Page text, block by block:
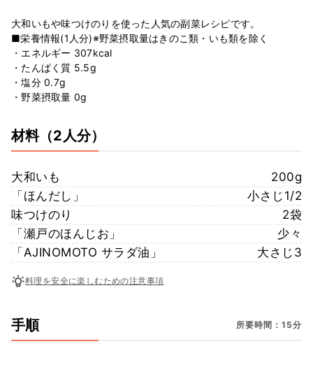
大和いもや味つけのりを使った人気の副菜レシピです。
■栄養情報(1人分)※野菜摂取量はきのこ類・いも類を除く
・エネルギー 307kcal
・たんぱく質 5.5g
・塩分 0.7g
・野菜摂取量 0g
材料（2人分）
大和いも
200g
「ほんだし」
小さじ1/2
味つけのり
2袋
「瀬戸のほんじお」
少々
「AJINOMOTO サラダ油」
大さじ3
料理を安全に楽しむための注意事項
手順 所要時間：15分